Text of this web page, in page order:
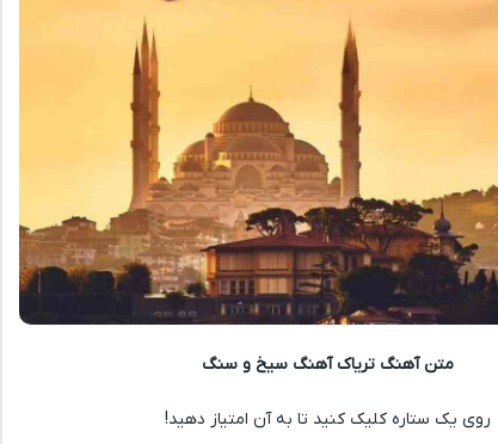
متن آهنگ تریاک آهنگ سیخ و سنگ
روی یک ستاره کلیک کنید تا به آن امتیاز دهید!